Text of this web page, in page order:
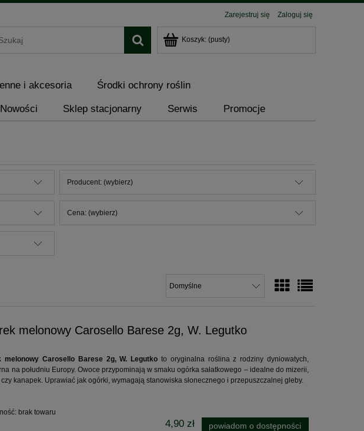
Zarejestruj się Zaloguj się
Koszyk: (pusty)
i akcesoria Środki ochrony roślin
Nowości Sklep stacjonarny Serwis Promocje
Producent: (wybierz)
Cena: (wybierz)
melonowy Carosello Barese 2g, W. Legutko
melonowy Carosello Barese 2g, W. Legutko to oryginalna roślina z rodziny dyniowatych,
na południu Europy. Owoce przypominają w smaku ogórka sałatkowego – idealne do mizerii,
czy kanapek. Uprawiać jak ogórki, wymagają stanowiska słonecznego i przepuszczalnej gleby.
brak towaru
4,90 zł powiadom o dostępności